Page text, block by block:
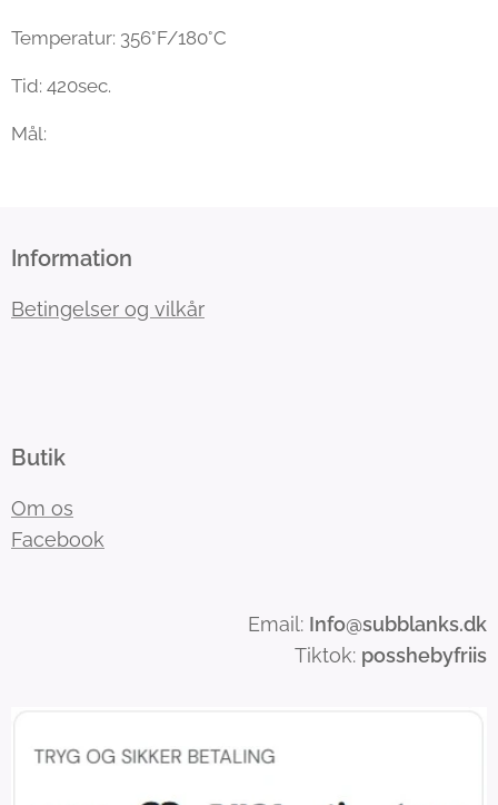
Temperatur: 356°F/180°C
Tid: 420sec.
Mål:
Information
Betingelser og vilkår
Butik
Om os
Facebook
Email: Info@subblanks.dk
Tiktok: posshebyfriis